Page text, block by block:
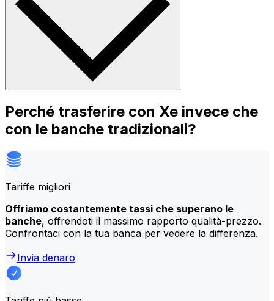
Perché trasferire con Xe invece che
con le banche tradizionali?
Tariffe migliori
Offriamo costantemente tassi che superano le
banche, offrendoti il massimo rapporto qualità-prezzo.
Confrontaci con la tua banca per vedere la differenza.
Invia denaro